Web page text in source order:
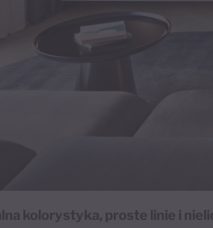
kolorystyka, proste linie i